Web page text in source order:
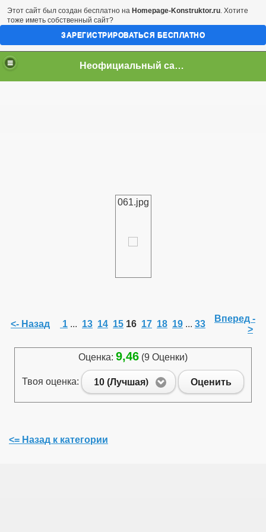
Неофициальный сайт город Арциз
061.jpg
<- Назад 1 ... 13 14 15 16 17 18 19 ... 33
Вперед -
>
Оценка: 9,46 (9 Оценки)
Твоя оценка: 10 (Лучшая) Оценить
<= Назад к категории
Этот сайт был создан бесплатно на Homepage-Konstruktor.ru. Хотите
тоже иметь собственный сайт?
ЗАРЕГИСТРИРОВАТЬСЯ БЕСПЛАТНО